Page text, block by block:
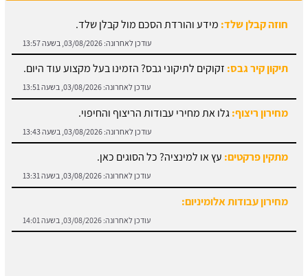
חוזה קבלן שלד: מידע והורדת הסכם מול קבלן שלד.
עודכן לאחרונה: 03/08/2026, בשעה 13:57
תיקון קיר גבס: זקוקים לתיקוני גבס? הזמינו בעל מקצוע עוד היום.
עודכן לאחרונה: 03/08/2026, בשעה 13:51
מחירון ריצוף:גלו את מחירי עבודות הריצוף והחיפוי.
עודכן לאחרונה: 03/08/2026, בשעה 13:43
מתקין פרקטים: עץ או למינציה? כל הסוגים כאן.
עודכן לאחרונה: 03/08/2026, בשעה 13:31
מחירון עבודות אלומיניום:
עודכן לאחרונה: 03/08/2026, בשעה 14:01